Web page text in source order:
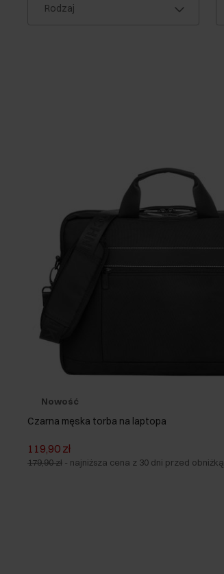
Rodzaj
Nowość
Czarna męska torba na laptopa
119,90 zł
179,90 zł - najniższa cena z 30 dni przed obniżką